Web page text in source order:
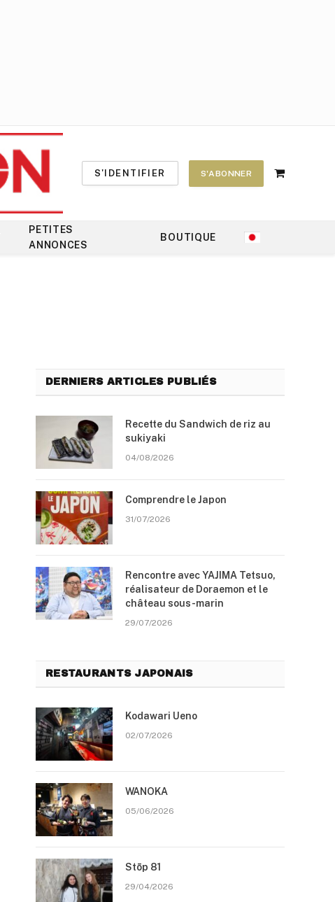
S'IDENTIFIER S'ABONNER
Shopping
PETITES
ANNONCES
BOUTIQUE
DERNIERS ARTICLES PUBLIÉS
Recette du Sandwich de riz au
sukiyaki
04/08/2026
Comprendre le Japon
31/07/2026
Rencontre avec YAJIMA Tetsuo,
réalisateur de Doraemon et le
château sous-marin
29/07/2026
RESTAURANTS JAPONAIS
Kodawari Ueno
02/07/2026
WANOKA
05/06/2026
Stōp 81
29/04/2026